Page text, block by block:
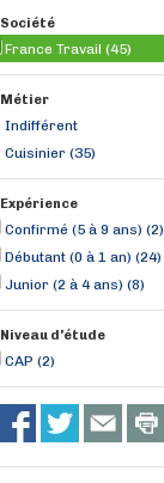
Société
France Travail (45)
Métier
Indifférent
Cuisinier (35)
Expérience
Confirmé (5 à 9 ans) (2)
Débutant (0 à 1 an) (24)
Junior (2 à 4 ans) (8)
Niveau d'étude
CAP (2)